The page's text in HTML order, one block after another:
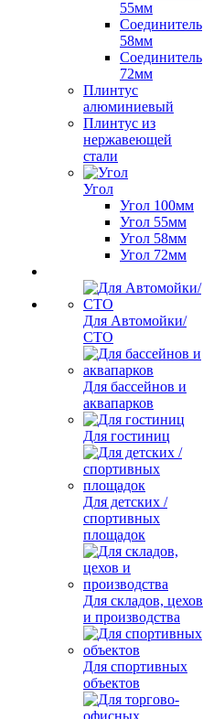
55мм
Соединитель
58мм
Соединитель
72мм
Плинтус
алюминиевый
Плинтус из
нержавеющей
стали
Угол
Угол 100мм
Угол 55мм
Угол 58мм
Угол 72мм
Для Автомойки/
СТО
Для бассейнов и
аквапарков
Для гостиниц
Для детских /
спортивных
площадок
Для складов, цехов
и производства
Для спортивных
объектов